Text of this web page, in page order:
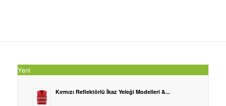
Yeni
Kırmızı Reflektörlü İkaz Yeleği Modelleri &...